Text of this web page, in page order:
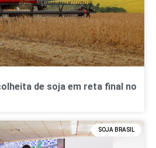
de soja em reta final no
SOJA BRASIL